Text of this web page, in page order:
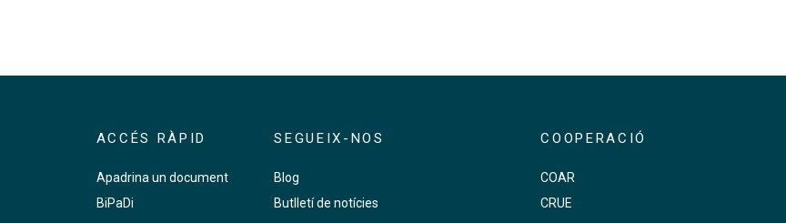
ACCÉS RÀPID
Apadrina un document
BiPaDi
SEGUEIX-NOS
Blog
Butlletí de notícies
COOPERACIÓ
COAR
CRUE